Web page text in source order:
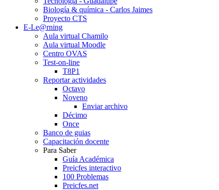
Biología & química - Carlos Jaimes
Proyecto CTS
E-Le@rning
Aula virtual Chamilo
Aula virtual Moodle
Centro OVAS
Test-on-line
T8P1
Reportar actividades
Octavo
Noveno
Enviar archivo
Décimo
Once
Banco de guias
Capacitación docente
Para Saber
Guía Académica
Preicfes interactivo
100 Problemas
Preicfes.net